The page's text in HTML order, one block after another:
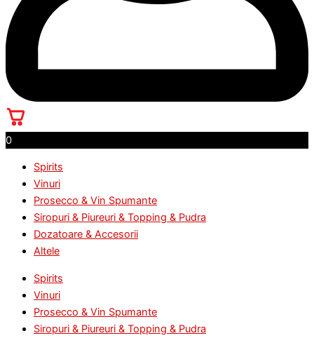
0
Spirits
Vinuri
Prosecco & Vin Spumante
Siropuri & Piureuri & Topping & Pudra
Dozatoare & Accesorii
Altele
Spirits
Vinuri
Prosecco & Vin Spumante
Siropuri & Piureuri & Topping & Pudra